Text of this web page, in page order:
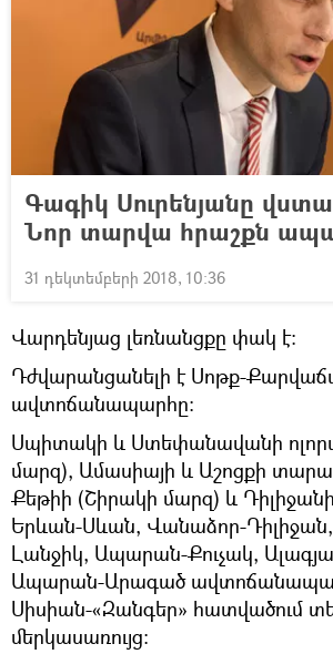
Գագիկ Սուրենյանը
Նոր տարվա հրաշքն
31 դեկտեմբերի 2018, 10:36
Վարդենյաց լեռնանցքը փակ է:
Դժվարանցանելի է Սոթք-
ավտոճանապարհը:
Սպիտակի և Ստեփանավանի
մարզ), Ամասիայի և Աշոցքի
Քեթիի (Շիրակի մարզ) և Դիլիջանի
Երևան-Սևան, Վանաձոր-
Լանջիկ, Ապարան-Քուչակ,
Ապարան-Արագած
Սիսիան-«Զանգեր» հատվածում
մերկասառույց: